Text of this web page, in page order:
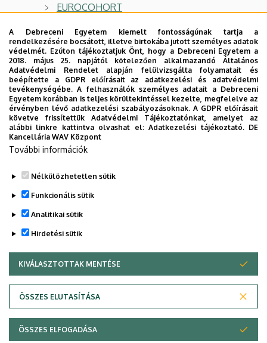
EUROCOHORT
PENNY - H2020 Programme
Legutóbbi frissítés: 2023. 09. 20. 12:39
Adatvédelem
A Debreceni Egyetem kiemelt fontosságúnak tartja a
rendelkezésére bocsátott, illetve birtokába jutott személyes adatok
védelmét. Ezúton tájékoztatjuk Önt, hogy a Debreceni Egyetem a
2018. május 25. napjától kötelezően alkalmazandó Általános
Adatvédelmi Rendelet alapján felülvizsgálta folyamatait és
beépítette a GDPR előírásait az adatkezelési és adatvédelmi
tevékenységébe. A felhasználók személyes adatait a Debreceni
Egyetem korábban is teljes körültekintéssel kezelte, megfelelve az
érvényben lévő adatkezelési szabályozásoknak. A GDPR előírásait
követve frissítettük Adatvédelmi Tájékoztatónkat, amelyet az
alábbi linkre kattintva olvashat el:Adatkezelési tájékoztató. DE
Kancellária WAV Központ
További információk
Nélkülözhetetlen sütik
Funkcionális sütik
Analitikai sütik
Hirdetési sütik
KIVÁLASZTOTTAK MENTÉSE
ÖSSZES ELUTASÍTÁSA
WITHDRAW CONSENT
ÖSSZES ELFOGADÁSA